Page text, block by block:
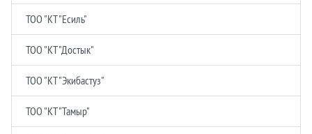
ТОО "КТ "Есиль"
ТОО "КТ "Достык"
ТОО "КТ "Экибастуз"
ТОО "КТ "Тамыр"